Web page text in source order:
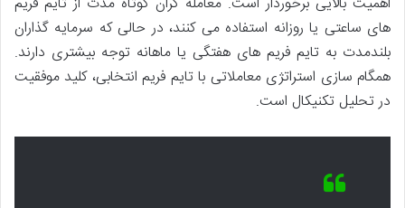
های ساعتی یا روزانه استفاده می کنند، در حالی که سرمایه گذاران
بلندمدت به تایم فریم های هفتگی یا ماهانه توجه بیشتری دارند.
همگام سازی استراتژی معاملاتی با تایم فریم انتخابی، کلید موفقیت
در تحلیل تکنیکال است.